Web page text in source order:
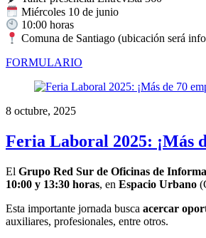
Miércoles 10 de junio
10:00 horas
Comuna de Santiago (ubicación será
FORMULARIO
8 octubre, 2025
Feria Laboral 2025: ¡Más
El Grupo Red Sur de Oficinas de
10:00 y 13:30 horas, en Espacio Urbano
Esta importante jornada busca acercar
auxiliares, profesionales, entre otros.